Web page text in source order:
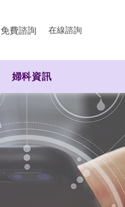
免費諮詢 在線諮詢
婦科資訊